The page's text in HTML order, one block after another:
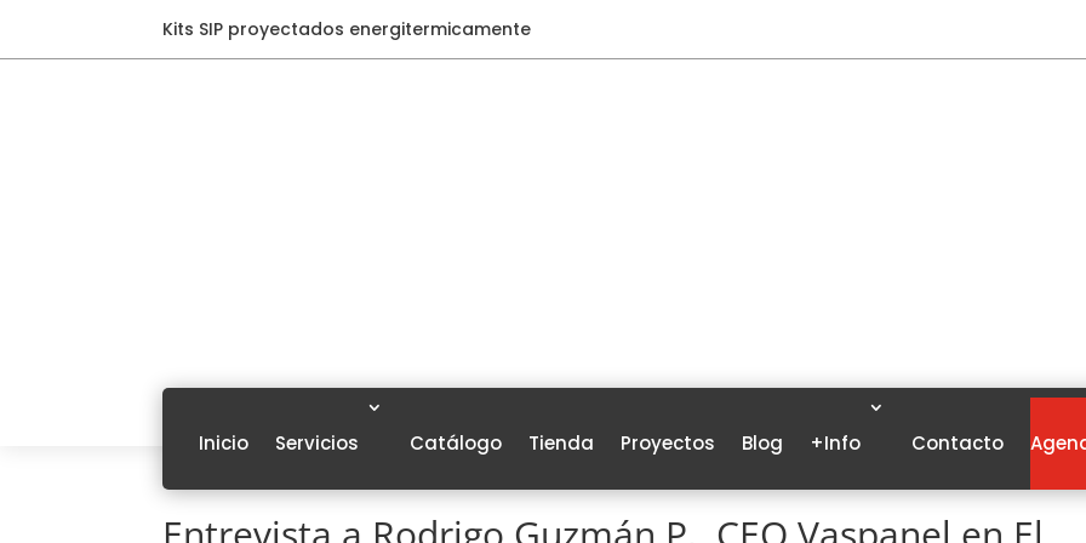
Kits SIP proyectados energitermicamente
Inicio Servicios Catálogo Tienda Proyectos Blog +Info Contacto